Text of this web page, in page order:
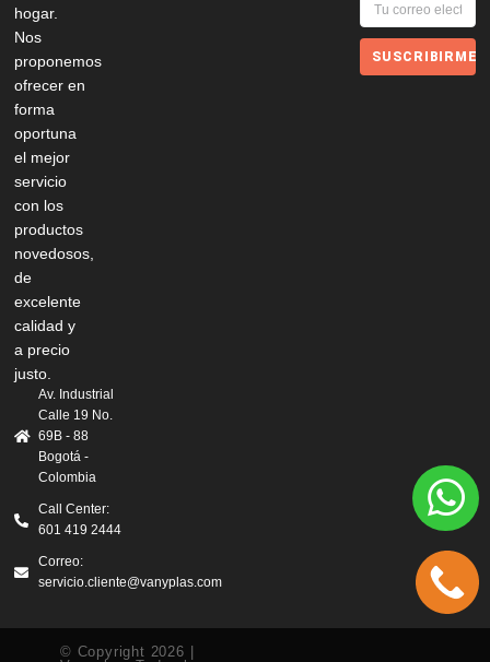
hogar.
Nos
proponemos
ofrecer en
forma
oportuna
el mejor
servicio
con los
productos
novedosos,
de
excelente
calidad y
a precio
justo.
Av. Industrial
Calle 19 No.
69B - 88
Bogotá -
Colombia
Call Center:
601 419 2444
Correo:
servicio.cliente@vanyplas.com
SUSCRIBIRME
© Copyright 2026 |